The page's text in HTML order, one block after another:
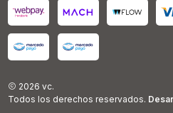
2026 vc.
Todos los derechos reservados.